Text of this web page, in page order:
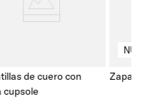
de cuero con
cupsole